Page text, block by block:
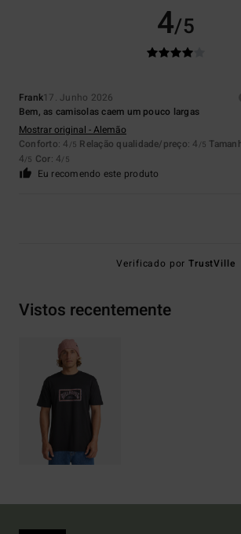
4/5
Frank17. Junho 2026
Bem, as camisolas caem um pouco largas
Mostrar original - Alemão
Conforto: 4 /5 Relação qualidade/preço: 4 /5
4/5 Cor: 4/5
Eu recomendo este produto
Verificado porTrustVille
Vistos recentemente